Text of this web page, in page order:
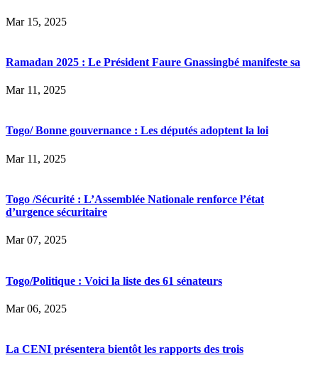
Mar 15, 2025
Ramadan 2025 : Le Président Faure Gnassingbé manifeste sa
Mar 11, 2025
Togo/ Bonne gouvernance : Les députés adoptent la loi
Mar 11, 2025
Togo /Sécurité : L’Assemblée Nationale renforce l’état
d’urgence sécuritaire
Mar 07, 2025
Togo/Politique : Voici la liste des 61 sénateurs
Mar 06, 2025
La CENI présentera bientôt les rapports des trois